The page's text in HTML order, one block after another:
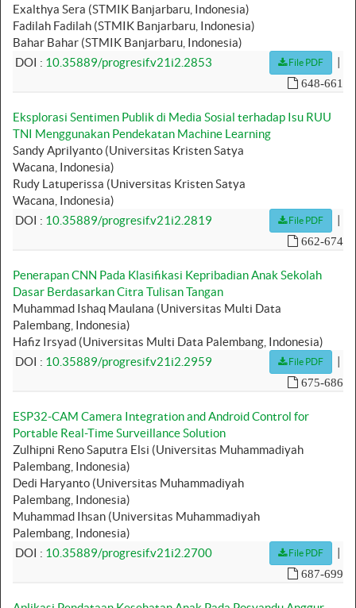
Exalthya Sera (STMIK Banjarbaru, Indonesia)
Fadilah Fadilah (STMIK Banjarbaru, Indonesia)
Bahar Bahar (STMIK Banjarbaru, Indonesia)
DOI : 10.35889/progresif.v21i2.2853 File PDF |
648-661
Eksplorasi Sentimen Publik di Media Sosial terhadap Isu RUU
TNI Menggunakan Pendekatan Machine Learning
Sandy Aprilyanto (Universitas Kristen Satya
Wacana, Indonesia)
Rudy Latuperissa (Universitas Kristen Satya
Wacana, Indonesia)
DOI : 10.35889/progresif.v21i2.2819 File PDF |
662-674
Penerapan CNN Pada Klasifikasi Kepribadian Anak Sekolah
Dasar Berdasarkan Citra Tulisan Tangan
Muhammad Ishaq Maulana (Universitas Multi Data
Palembang, Indonesia)
Hafiz Irsyad (Universitas Multi Data Palembang, Indonesia)
DOI : 10.35889/progresif.v21i2.2959 File PDF |
675-686
ESP32-CAM Camera Integration and Android Control for
Portable Real-Time Surveillance Solution
Zulhipni Reno Saputra Elsi (Universitas Muhammadiyah
Palembang, Indonesia)
Dedi Haryanto (Universitas Muhammadiyah
Palembang, Indonesia)
Muhammad Ihsan (Universitas Muhammadiyah
Palembang, Indonesia)
DOI : 10.35889/progresif.v21i2.2700 File PDF |
687-699